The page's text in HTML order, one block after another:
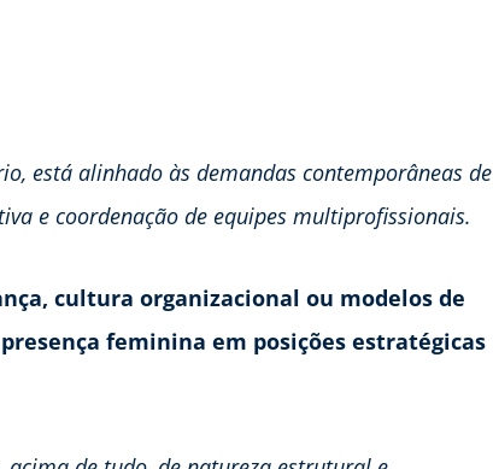
está alinhado às demandas contemporâneas de
e coordenação de equipes multiprofissionais.
cultura organizacional ou modelos de
feminina em posições estratégicas